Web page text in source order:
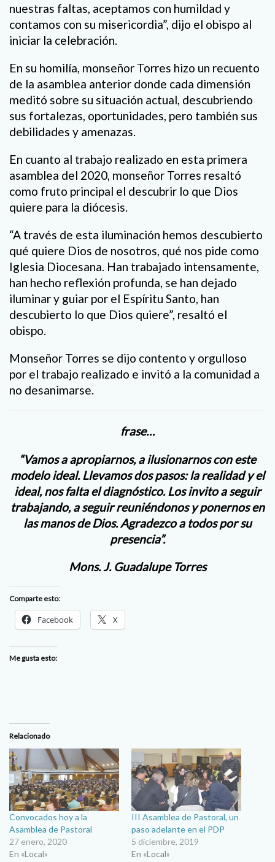
nuestras faltas, aceptamos con humildad y
contamos con su misericordia”, dijo el obispo al
iniciar la celebración.
En su homilía, monseñor Torres hizo un recuento
de la asamblea anterior donde cada dimensión
meditó sobre su situación actual, descubriendo
sus fortalezas, oportunidades, pero también sus
debilidades y amenazas.
En cuanto al trabajo realizado en esta primera
asamblea del 2020, monseñor Torres resaltó
como fruto principal el descubrir lo que Dios
quiere para la diócesis.
“A través de esta iluminación hemos descubierto
qué quiere Dios de nosotros, qué nos pide como
Iglesia Diocesana. Han trabajado intensamente,
han hecho reflexión profunda, se han dejado
iluminar y guiar por el Espíritu Santo, han
descubierto lo que Dios quiere”, resaltó el
obispo.
Monseñor Torres se dijo contento y orgulloso
por el trabajo realizado e invitó a la comunidad a
no desanimarse.
frase…
“Vamos a apropiarnos, a ilusionarnos con este
modelo ideal. Llevamos dos pasos: la realidad y el
ideal, nos falta el diagnóstico. Los invito a seguir
trabajando, a seguir reuniéndonos y ponernos en
las manos de Dios. Agradezco a todos por su
presencia”.
Mons. J. Guadalupe Torres
Comparte esto:
Facebook X
Me gusta esto:
Relacionado
Convocados hoy a la
Asamblea de Pastoral
27 enero, 2020
En «Local»
III Asamblea de Pastoral, un
paso adelante en el PDP
5 diciembre, 2019
En «Local»